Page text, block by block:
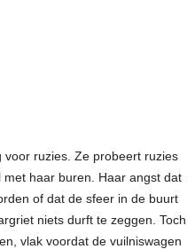
ruzies. Ze probeert ruzies
haar buren. Haar angst dat
of dat de sfeer in de buurt
niets durft te zeggen. Toch
vlak voordat de vuilniswagen